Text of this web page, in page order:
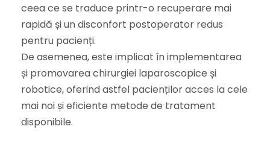
ceea ce se traduce printr-o recuperare mai
rapidă și un disconfort postoperator redus
pentru pacienți.
De asemenea, este implicat în implementarea
și promovarea chirurgiei laparoscopice și
robotice, oferind astfel pacienților acces la cele
mai noi și eficiente metode de tratament
disponibile.